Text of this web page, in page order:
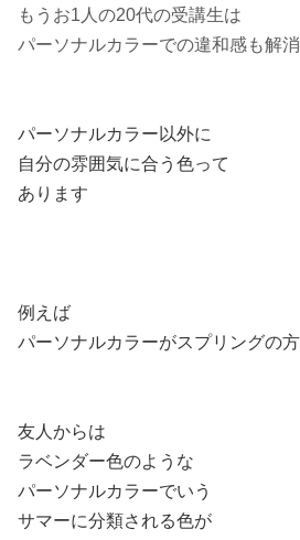
もうお1人の20代の受講生は
パーソナルカラーでの違和感も解
パーソナルカラー以外に
自分の雰囲気に合う色って
あります
例えば
パーソナルカラーがスプリングの
友人からは
ラベンダー色のような
パーソナルカラーでいう
サマーに分類される色が